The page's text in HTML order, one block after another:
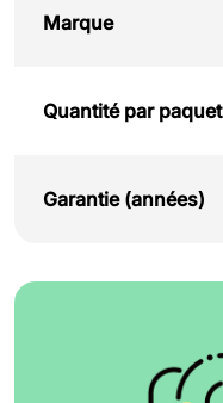
Marque
Quantité par paquet
Garantie (années)